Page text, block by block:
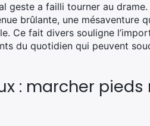
geste a failli tourner au
brûlante, une mésaventure
Ce fait divers souligne
du quotidien qui peuvent
: marcher pieds